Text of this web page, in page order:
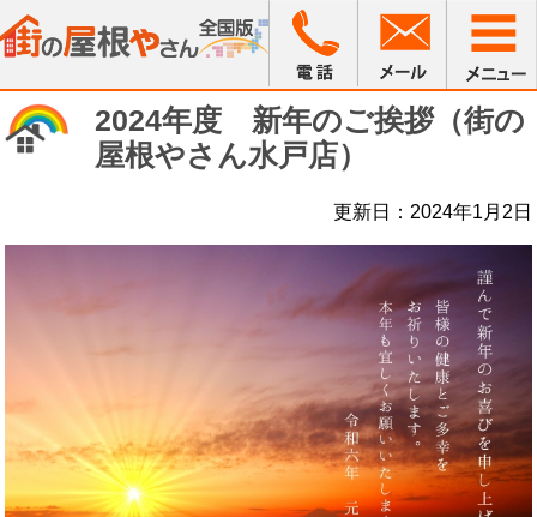
2024年度 新年のご挨拶（街の
屋根やさん水戸店）
更新日：2024年1月2日